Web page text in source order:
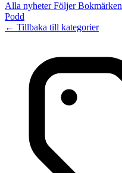
Alla nyheterFöljerBokmärken
Podd
← Tillbaka till kategorier